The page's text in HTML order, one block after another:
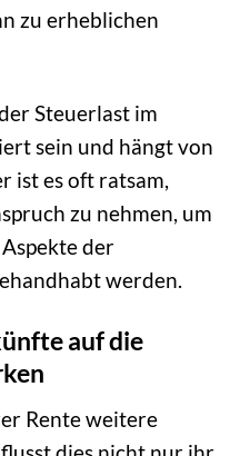
zu erheblichen
Steuerlast im
sein und hängt von
ist es oft ratsam,
zu nehmen, um
der
werden.
auf die
Rente weitere